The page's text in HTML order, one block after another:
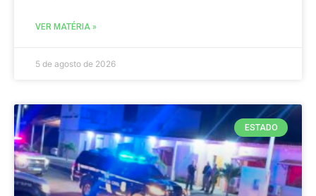
VER MATÉRIA »
5 de agosto de 2026
ESTADO